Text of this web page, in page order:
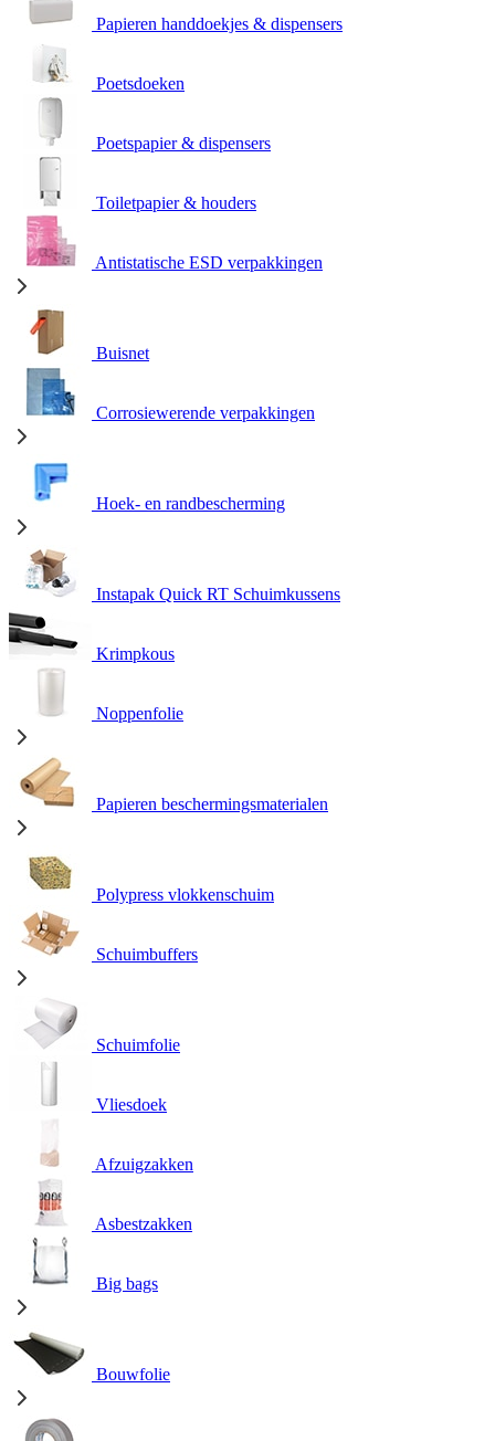
Papieren handdoekjes & dispensers
Poetsdoeken
Poetspapier & dispensers
Toiletpapier & houders
Antistatische ESD verpakkingen
Buisnet
Corrosiewerende verpakkingen
Hoek- en randbescherming
Instapak Quick RT Schuimkussens
Krimpkous
Noppenfolie
Papieren beschermingsmaterialen
Polypress vlokkenschuim
Schuimbuffers
Schuimfolie
Vliesdoek
Afzuigzakken
Asbestzakken
Big bags
Bouwfolie